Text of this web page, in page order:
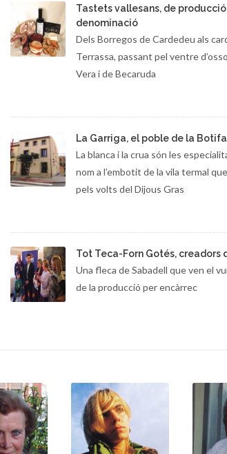
Tastets vallesans, de producció
denominació
Dels Borregos de Cardedeu als
Terrassa, passant pel ventre
Vera i de Becaruda
La Garriga, el poble de la
La blanca i la crua són les
nom a l’embotit de la vila termal
pels volts del Dijous Gras
Tot Teca-Forn Gotés, creadors
Una fleca de Sabadell que ven el
de la producció per encàrrec